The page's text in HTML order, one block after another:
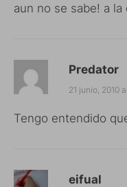
aun no se sabe! a la
Predator
21 junio, 2010
Tengo entendido
eifual